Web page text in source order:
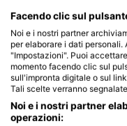
Shutterstock/
North
Il Nord
varietà di
da
rifugio
Facendo clic sul
Noi e i nostri partner
per elaborare i dati
"Impostazioni". Puoi
momento facendo clic sul
sull'impronta digitale o sul
Tali scelte verranno
Noi e i nostri partner
operazioni: